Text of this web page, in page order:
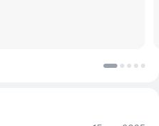
к вашей корпоративной
отправлять сообщения